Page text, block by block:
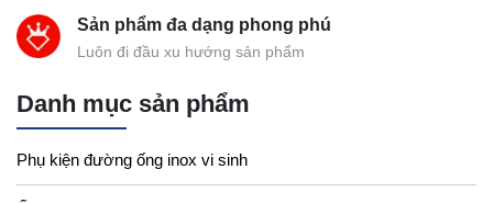
Sản phẩm đa dạng phong phú
Luôn đi đầu xu hướng sản phẩm
Danh mục sản phẩm
Phụ kiện đường ống inox vi sinh